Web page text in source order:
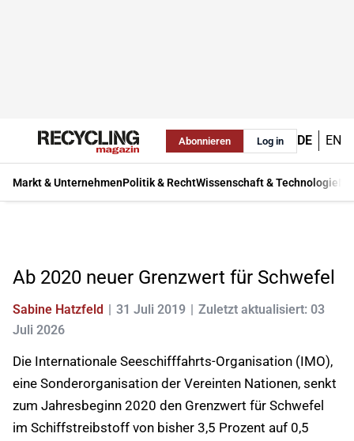
Abonnieren Log in DE EN
Markt & UnternehmenPolitik & RechtWissenschaft & Technologie
Ab 2020 neuer Grenzwert für Schwefel
Sabine Hatzfeld 31 Juli 2019
Zuletzt aktualisiert: 03
Juli 2026
Die Internationale Seeschifffahrts-Organisation (IMO),
eine Sonderorganisation der Vereinten Nationen, senkt
zum Jahresbeginn 2020 den Grenzwert für Schwefel
im Schiffstreibstoff von bisher 3,5 Prozent auf 0,5